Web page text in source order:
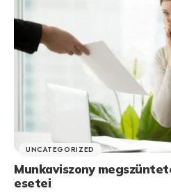
UNCATEGORIZED
Munkaviszony
esetei